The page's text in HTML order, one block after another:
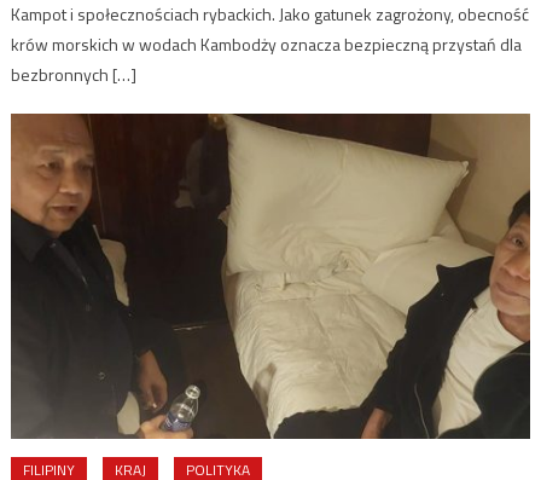
Kampot i społecznościach rybackich. Jako gatunek zagrożony, obecność
krów morskich w wodach Kambodży oznacza bezpieczną przystań dla
bezbronnych […]
FILIPINY KRAJ POLITYKA